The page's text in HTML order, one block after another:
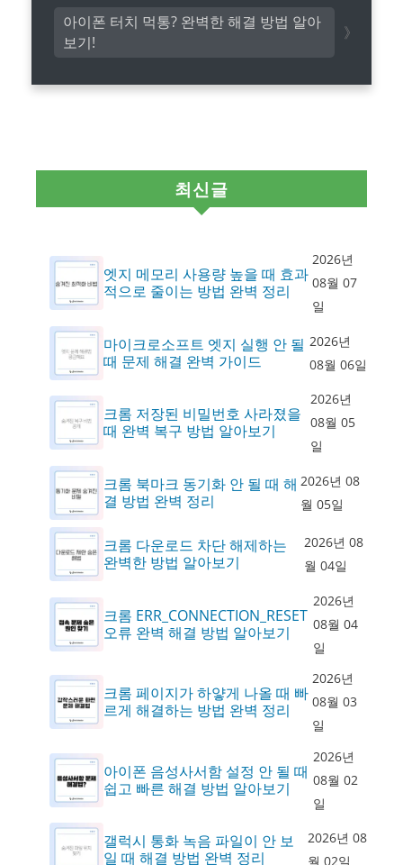
아이폰 터치 먹통? 완벽한 해결 방법 알아
보기!
최신글
엣지 메모리 사용량 높을 때 효과
적으로 줄이는 방법 완벽 정리
2026년
08월 07
일
마이크로소프트 엣지 실행 안 될
때 문제 해결 완벽 가이드
2026년
08월 06일
크롬 저장된 비밀번호 사라졌을
때 완벽 복구 방법 알아보기
2026년
08월 05
일
크롬 북마크 동기화 안 될 때 해
결 방법 완벽 정리
2026년 08
월 05일
크롬 다운로드 차단 해제하는
완벽한 방법 알아보기
2026년 08
월 04일
크롬 ERR_CONNECTION_RESET
오류 완벽 해결 방법 알아보기
2026년
08월 04
일
크롬 페이지가 하얗게 나올 때 빠
르게 해결하는 방법 완벽 정리
2026년
08월 03
일
아이폰 음성사서함 설정 안 될 때
쉽고 빠른 해결 방법 알아보기
2026년
08월 02
일
갤럭시 통화 녹음 파일이 안 보
일 때 해결 방법 완벽 정리
2026년 08
월 02일